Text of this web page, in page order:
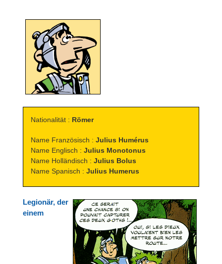
Nationalität : Römer
Name Französisch : Julius Humérus
Name Englisch : Julius Monotonus
Name Holländisch : Julius Bolus
Name Spanisch : Julius Humerus
Legionär, der
einem